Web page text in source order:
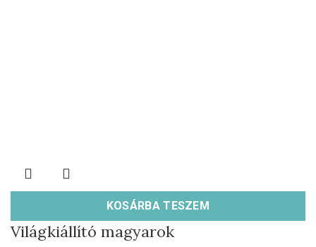
KOSÁRBA TESZEM
Világkiállító magyarok